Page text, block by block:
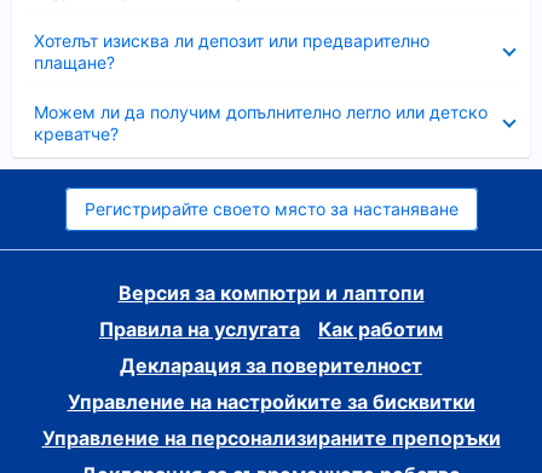
Хотелът изисква ли депозит или предварително
плащане?
Можем ли да получим допълнително легло или детско
креватче?
Регистрирайте своето място за настаняване
Версия за компютри и лаптопи
Правила на услугата
Как работим
Декларация за поверителност
Управление на настройките за бисквитки
Управление на персонализираните препоръки